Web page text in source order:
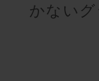
かない